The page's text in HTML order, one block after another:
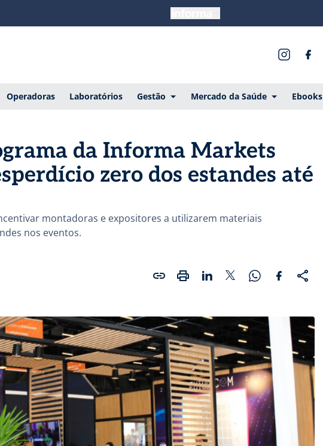
Operadoras Laboratórios Gestão Mercado da Saúde Ebooks
da Informa Markets
zero dos estandes até
montadoras e expositores a utilizarem materiais
nos eventos.